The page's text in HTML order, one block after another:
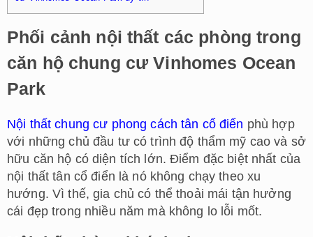
Phối cảnh nội thất các phòng trong
căn hộ chung cư Vinhomes Ocean
Park
Nội thất chung cư phong cách tân cổ điển phù hợp
với những chủ đầu tư có trình độ thẩm mỹ cao và sở
hữu căn hộ có diện tích lớn. Điểm đặc biệt nhất của
nội thất tân cổ điển là nó không chạy theo xu
hướng. Vì thế, gia chủ có thể thoải mái tận hưởng
cái đẹp trong nhiều năm mà không lo lỗi mốt.